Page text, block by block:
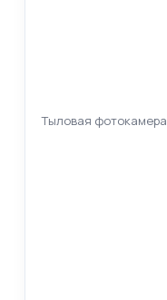
Тыловая фотокамера